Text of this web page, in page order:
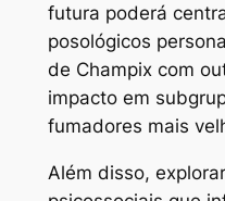
futura poderá
posológicos
de Champix com
impacto em
fumadores mais
Além disso,